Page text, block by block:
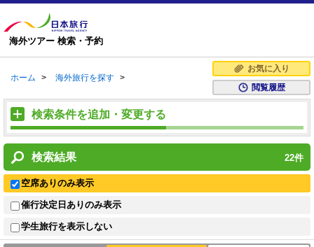
海外ツアー 検索・予約
ホーム > 海外旅行を探す >
お気に入り
閲覧履歴
検索条件を追加・変更する
検索結果 22件
空席ありのみ表示
催行決定日ありのみ表示
学生旅行を表示しない